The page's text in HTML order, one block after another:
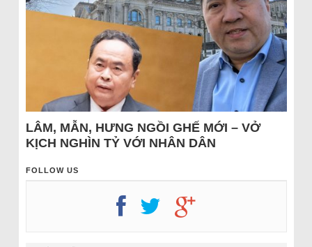
LÂM, MẪN, HƯNG NGỒI GHẾ MỚI – VỞ
KỊCH NGHÌN TỶ VỚI NHÂN DÂN
FOLLOW US